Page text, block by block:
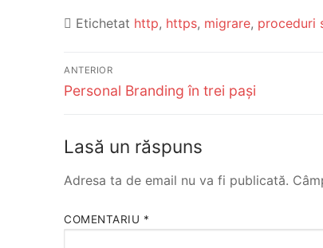
Etichetat http, https, migrare, proceduri
Navigare
în
articole
ANTERIOR
Articolul
Personal Branding în trei pași
Lasă un răspuns
Adresa ta de email nu va fi publicată.
COMENTARIU *